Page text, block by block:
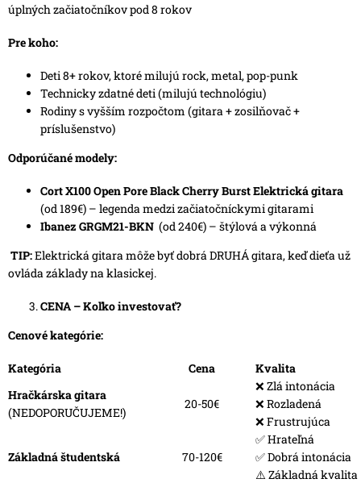
úplných začiatočníkov pod 8 rokov
Pre koho:
Deti 8+ rokov, ktoré milujú rock, metal, pop-punk
Technicky zdatné deti (milujú technológiu)
Rodiny s vyšším rozpočtom (gitara + zosilňovač +
príslušenstvo)
Odporúčané modely:
Cort X100 Open Pore Black Cherry Burst Elektrická gitara
(od 189€) – legenda medzi začiatočníckymi gitarami
Ibanez GRGM21-BKN (od 240€) – štýlová a výkonná
TIP:Elektrická gitara môže byť dobrá DRUHÁ gitara, keď dieťa už
ovláda základy na klasickej.
CENA – Koľko investovať?
Cenové kategórie:
Kategória Cena
Kvalita
Hračkárska gitara
(NEDOPORUČUJEME!)
20-50€
❌ Zlá intonácia
❌ Rozladená
❌ Frustrujúca
Základná študentská 70-120€
✅ Hrateľná
✅ Dobrá intonácia
⚠️ Základná kvalita